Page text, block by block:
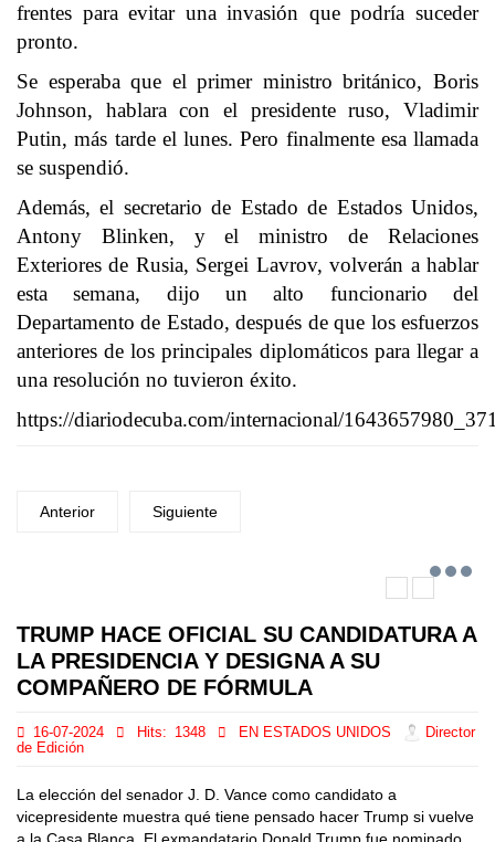
frentes para evitar una invasión que podría suceder
pronto.
Se esperaba que el primer ministro británico, Boris
Johnson, hablara con el presidente ruso, Vladimir
Putin, más tarde el lunes. Pero finalmente esa llamada
se suspendió.
Además, el secretario de Estado de Estados Unidos,
Antony Blinken, y el ministro de Relaciones
Exteriores de Rusia, Sergei Lavrov, volverán a hablar
esta semana, dijo un alto funcionario del
Departamento de Estado, después de que los esfuerzos
anteriores de los principales diplomáticos para llegar a
una resolución no tuvieron éxito.
https://diariodecuba.com/internacional/
Anterior Siguiente
TRUMP HACE OFICIAL SU CANDIDATURA A
LA PRESIDENCIA Y DESIGNA A SU
COMPAÑERO DE FÓRMULA
16-07-2024 Hits: 1348 EN ESTADOS UNIDOS
Director
de Edición
La elección del senador J. D. Vance como candidato a
vicepresidente muestra qué tiene pensado hacer Trump si vuelve